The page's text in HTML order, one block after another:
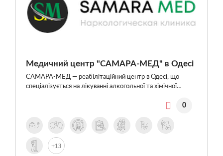
Медичний центр "САМАРА-МЕД" в Одесі
САМАРА-МЕД — реабілітаційний центр в Одесі, що
спеціалізується на лікуванні алкогольної та хімічної…
0
+13